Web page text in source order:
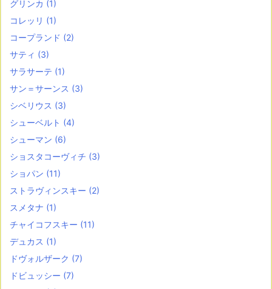
グリンカ (1)
コレッリ (1)
コープランド (2)
サティ (3)
サラサーテ (1)
サン＝サーンス (3)
シベリウス (3)
シューベルト (4)
シューマン (6)
ショスタコーヴィチ (3)
ショパン (11)
ストラヴィンスキー (2)
スメタナ (1)
チャイコフスキー (11)
デュカス (1)
ドヴォルザーク (7)
ドビュッシー (7)